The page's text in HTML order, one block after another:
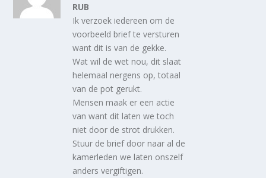
RUB
Ik verzoek iedereen om de
voorbeeld brief te versturen
want dit is van de gekke.
Wat wil de wet nou, dit slaat
helemaal nergens op, totaal
van de pot gerukt.
Mensen maak er een actie
van want dit laten we toch
niet door de strot drukken.
Stuur de brief door naar al de
kamerleden we laten onszelf
anders vergiftigen.